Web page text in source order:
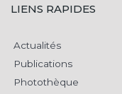
LIENS RAPIDES
Actualités
Publications
Photothèque